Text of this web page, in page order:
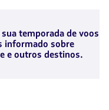
temporada de voos
informado sobre
e outros destinos.